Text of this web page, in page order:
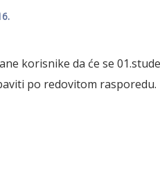
korisnike da će se
po redovitom rasporedu.